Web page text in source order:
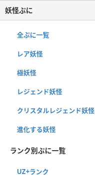
妖怪ぷに
全ぷに一覧
レア妖怪
極妖怪
レジェンド妖怪
クリスタルレジェンド妖怪
進化する妖怪
ランク別ぷに一覧
UZ+ランク